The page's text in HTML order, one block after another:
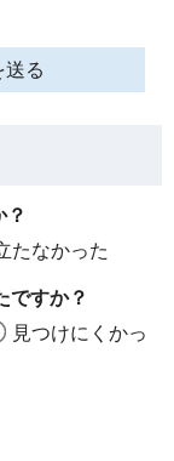
る
たなかった
ですか？
見つけにくかっ